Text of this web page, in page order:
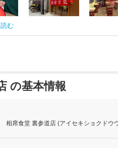
む
の基本情報
相席食堂 裏参道店 (アイセキショクドウ